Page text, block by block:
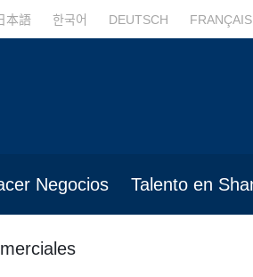
本語 한국어 DEUTSCH FRANÇAIS
Negocios Talento en